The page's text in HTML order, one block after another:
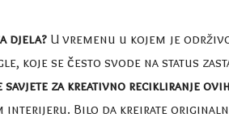
djela? U vremenu u kojem je
koje se često svode na status
savjete za kreativno recikliranje
Bilo da kreirate